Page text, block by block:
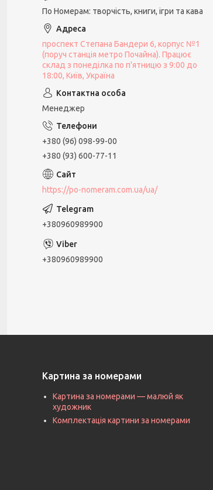
По Номерам: творчість, книги, ігри та кава
проспект Степана Бандери 6, корпус №1
(поруч станція метро Почайна). Працює
склад з понеділка по п'ятницю з 9:00 до
18:00, Київ, Україна
Менеджер
+380 (96) 098-99-00
+380 (93) 600-77-11
https://po-nomeram.com.ua/ua/
+380960989900
+380960989900
Картина за номерами
Картина за номерами — малюй як
художник
Комплектація картини за номерами